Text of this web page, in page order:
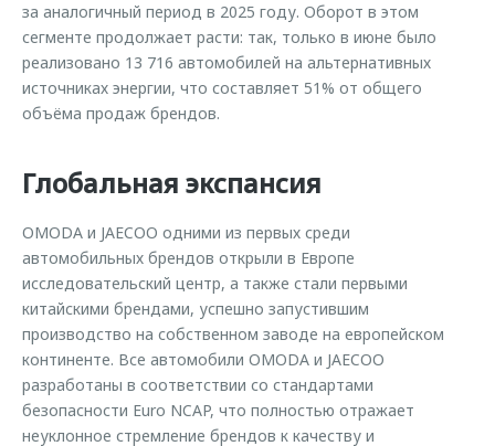
за аналогичный период в 2025 году. Оборот в этом
сегменте продолжает расти: так, только в июне было
реализовано 13 716 автомобилей на альтернативных
источниках энергии, что составляет 51% от общего
объёма продаж брендов.
Глобальная экспансия
OMODA и JAECOO одними из первых среди
автомобильных брендов открыли в Европе
исследовательский центр, а также стали первыми
китайскими брендами, успешно запустившим
производство на собственном заводе на европейском
континенте. Все автомобили OMODA и JAECOO
разработаны в соответствии со стандартами
безопасности Euro NCAP, что полностью отражает
неуклонное стремление брендов к качеству и